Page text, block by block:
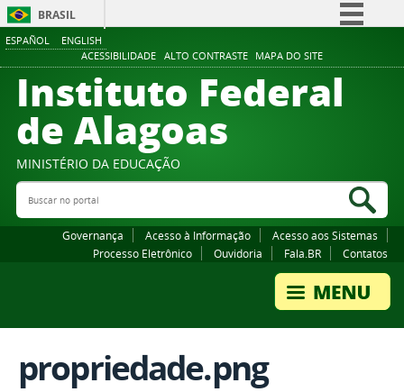
ESPAÑOL ENGLISH
ACESSIBILIDADE ALTO CONTRASTE MAPA DO SITE
BRASIL
Comunica BR
Participe
Canais
Instituto Federal
de Alagoas
MINISTÉRIO DA EDUCAÇÃO
Buscar no portal
Governança Acesso à Informação
Acesso aos Sistemas
Processo Eletrônico
Ouvidoria Fala.BR Contatos
propriedade.png